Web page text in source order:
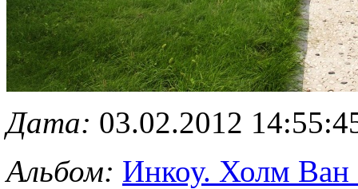
Дата: 03.02.2012
Альбом: Инкоу. Холм